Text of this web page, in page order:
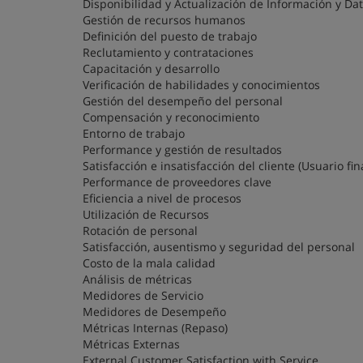
Disponibilidad y Actualización de Información y
Gestión de recursos humanos
Definición del puesto de trabajo
Reclutamiento y contrataciones
Capacitación y desarrollo
Verificación de habilidades y conocimientos
Gestión del desempeño del personal
Compensación y reconocimiento
Entorno de trabajo
Performance y gestión de resultados
Satisfacción e insatisfacción del cliente (Usuario
Performance de proveedores clave
Eficiencia a nivel de procesos
Utilización de Recursos
Rotación de personal
Satisfacción, ausentismo y seguridad del personal
Costo de la mala calidad
Análisis de métricas
Medidores de Servicio
Medidores de Desempeño
Métricas Internas (Repaso)
Métricas Externas